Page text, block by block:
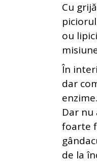
Cu
ou
În
dar
Dar nu
foarte
de la